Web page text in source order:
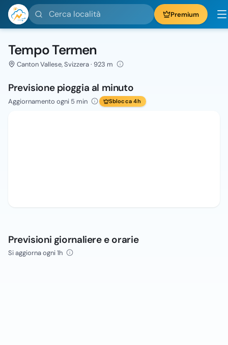
Cerca località Premium
Tempo Termen
Canton Vallese, Svizzera · 923 m
Previsione pioggia al minuto
Aggiornamento ogni 5 min Sblocca 4h
Previsioni giornaliere e orarie
Si aggiorna ogni 1h